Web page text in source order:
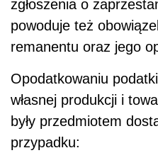
zgłoszenia o
powoduje też
remanentu oraz jego
Opodatkowaniu
własnej produkcji i
były przedmiotem
przypadku: